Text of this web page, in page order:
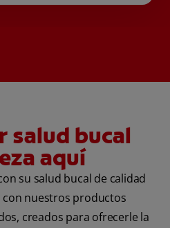
salud bucal
aquí
su salud bucal de calidad
nuestros productos
creados para ofrecerle la